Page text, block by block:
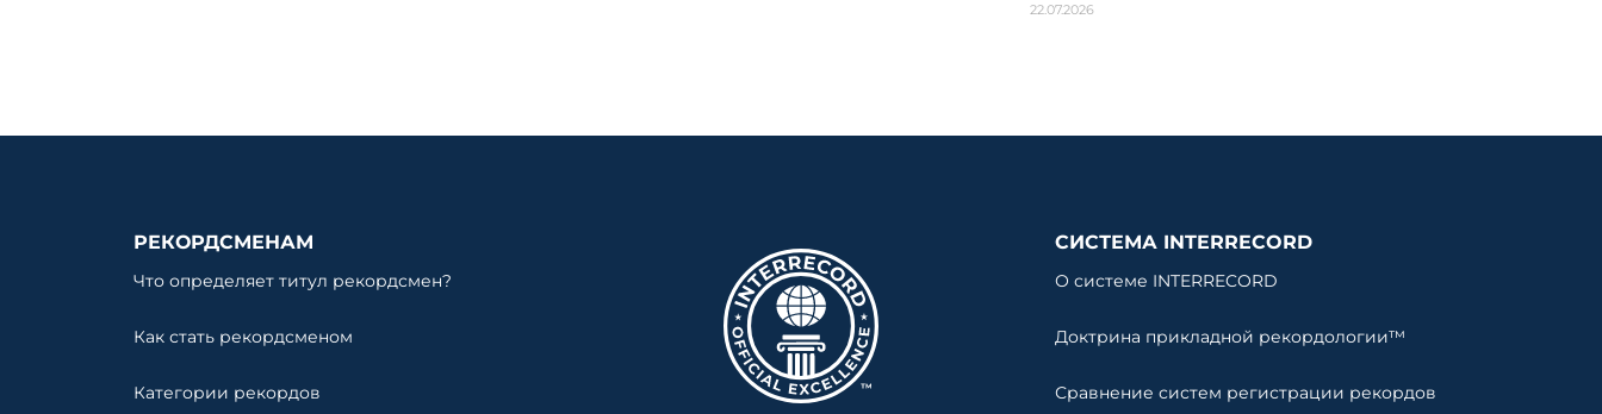
22.07.2026
РЕКОРДСМЕНАМ
Что определяет титул рекордсмен?
Как стать рекордсменом
Категории рекордов
СИСТЕМА INTERRECORD
О системе INTERRECORD
Доктрина прикладной рекордологии™
Сравнение систем регистрации рекордов